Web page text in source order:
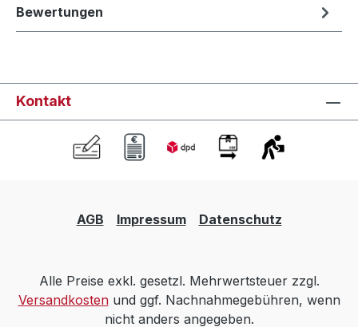
Bewertungen
Kontakt
AGB Impressum Datenschutz
Alle Preise exkl. gesetzl. Mehrwertsteuer zzgl.
Versandkostenund ggf. Nachnahmegebühren, wenn
nicht anders angegeben.